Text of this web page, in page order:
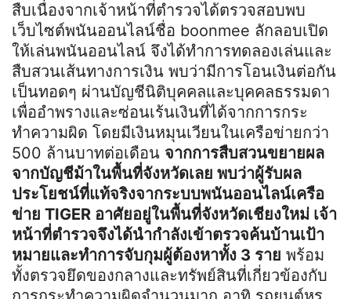
สืบเนื่องจากเจ้าหน้าที่ตำรวจได้ตรวจสอบพบ
เว็บไซต์พนันออนไลน์ชื่อ boonmee ลักลอบเปิด
ให้เล่นพนันออนไลน์ จึงได้ทำการทดลองเล่นและ
สืบสวนเส้นทางการเงิน พบว่ามีการโอนเงินต่อกัน
เป็นทอดๆ ผ่านบัญชีนิติบุคคลและบุคคลธรรมดา
เพื่ออำพรางและซ่อนเร้นเงินที่ได้จากการกระ
ทำความผิด โดยมีเงินหมุนเวียนในเครือข่ายกว่า
500 ล้านบาทต่อเดือน จากการสืบสวนขยายผล
จากบัญชีม้าในพื้นที่จังหวัดเลย พบว่าผู้รับผล
ประโยชน์ที่แท้จริงจากระบบพนันออนไลน์เครือ
ข่าย TIGER อาศัยอยู่ในพื้นที่จังหวัดเชียงใหม่ เจ้า
หน้าที่ตำรวจจึงได้นำกำลังเข้าตรวจค้นบ้านเป้า
หมายและทำการจับกุมผู้ต้องหาทั้ง 3 ราย พร้อม
ทั้งตรวจยึดของกลางและทรัพย์สินที่เกี่ยวข้องกับ